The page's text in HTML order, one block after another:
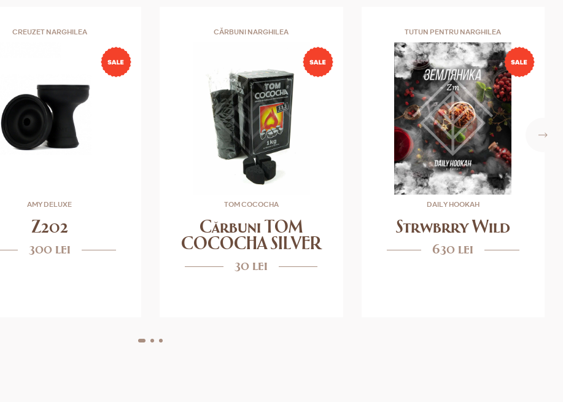
CREUZET NARGHILEA
AMY DELUXE
Z202
300 lei
СĂRBUNI NARGHILEA
TOM COCOCHA
Cărbuni TOM
COCOCHA SILVER
30 lei
TUTUN PENTRU NARGHILEA
DAILY HOOKAH
Strwbrry Wild
630 lei